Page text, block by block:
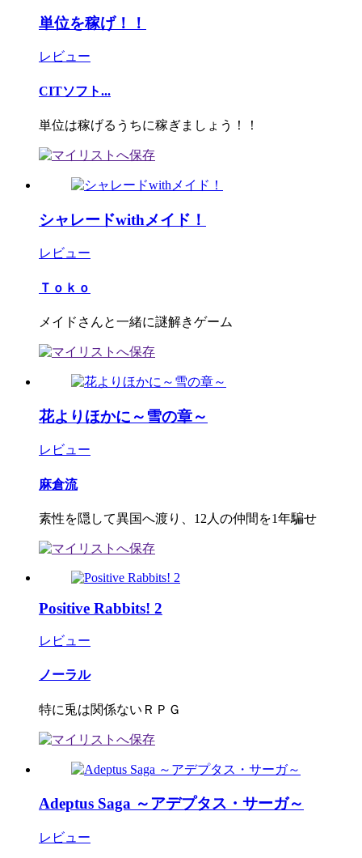
単位を稼げ！！
レビュー
CITソフト...
単位は稼げるうちに稼ぎましょう！！
シャレードwithメイド！
レビュー
Ｔｏｋｏ
メイドさんと一緒に謎解きゲーム
花よりほかに～雪の章～
レビュー
麻倉流
素性を隠して異国へ渡り、12人の仲間を1年騙せ
Positive Rabbits! 2
レビュー
ノーラル
特に兎は関係ないＲＰＧ
Adeptus Saga ～アデプタス・サーガ～
レビュー